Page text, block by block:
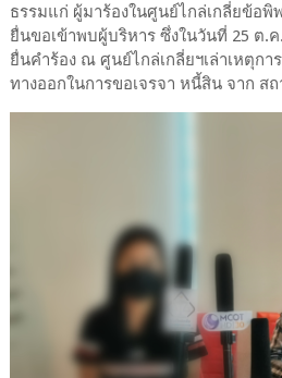
ธรรมแก่ ผู้มาร้องในศูนย์ไกล่เกลี่ยข้อ
ยื่นขอเข้าพบผู้บริหาร ซึ่งในวันที่ 25 ต.
ยื่นคำร้อง ณ ศูนย์ไกล่เกลี่ยฯเล่าเหตุก
ทางออกในการขอเจรจา หนี้สิน จาก ส